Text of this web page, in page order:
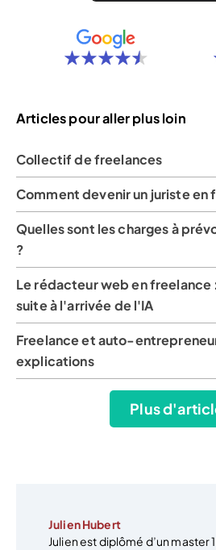
Articles pour aller plus loin
Collectif de freelances
Comment devenir un juriste en
Quelles sont les charges à
?
Le rédacteur web en freelance
suite à l'arrivée de l'IA
Freelance et auto-
explications
Plus
Julien Hubert
Julien est diplômé d’un master